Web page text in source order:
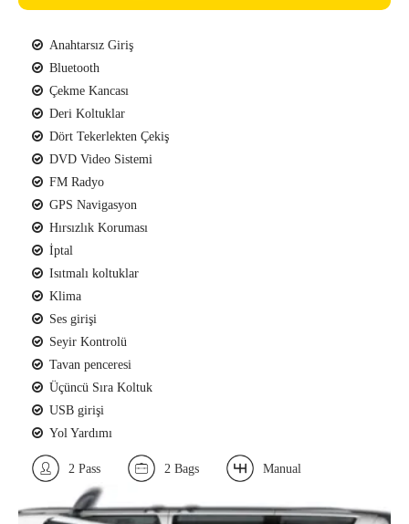
Anahtarsız Giriş
Bluetooth
Çekme Kancası
Deri Koltuklar
Dört Tekerlekten Çekiş
DVD Video Sistemi
FM Radyo
GPS Navigasyon
Hırsızlık Koruması
İptal
Isıtmalı koltuklar
Klima
Ses girişi
Seyir Kontrolü
Tavan penceresi
Üçüncü Sıra Koltuk
USB girişi
Yol Yardımı
2 Pass 2 Bags Manual